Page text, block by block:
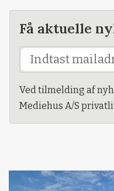
Få aktuelle
Ved tilmelding af
Mediehus A/S